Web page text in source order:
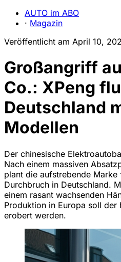
AUTO im ABO
· Magazin
Veröffentlicht am April 10,
Großangriff
Co.: XPeng
Deutschland
Modellen
Der chinesische
Nach einem massiven
plant die aufstrebende
Durchbruch in Deutschland.
einem rasant wachsenden
Produktion in Europa soll der
erobert werden.